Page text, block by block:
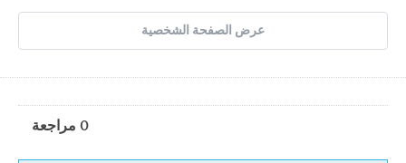
عرض الصفحة الشخصية
0 مراجعة